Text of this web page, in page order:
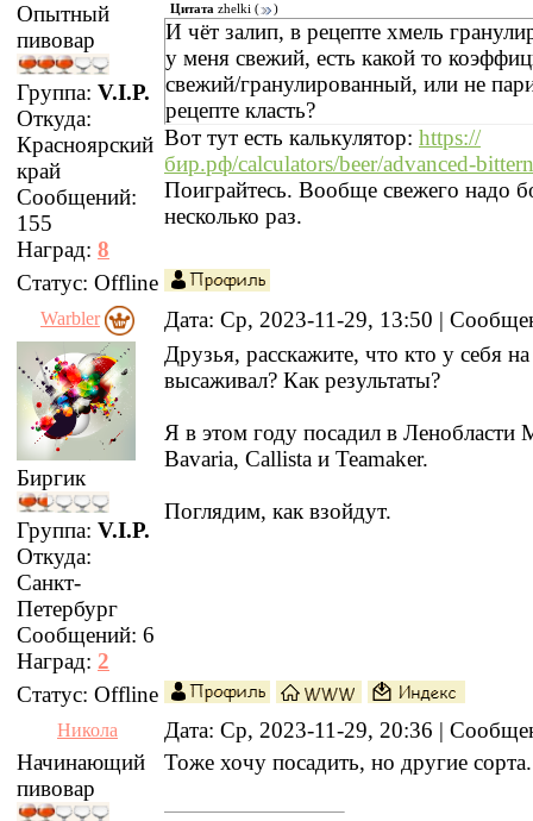
Опытный
пивовар
Группа: V.I.P.
Откуда:
Красноярский
край
Сообщений:
155
Наград: 8
Цитата zhelki ( )
И чёт залип, в рецепте хмель
у меня свежий, есть какой то
свежий/гранулированный, или не
рецепте класть?
Вот тут есть калькулятор: https://
бир.рф/calculators/beer/advanced-
Поиграйтесь. Вообще свежего надо
несколько раз.
Статус: Offline
Warbler Дата: Ср, 2023-11-29, 13:50 |
Биргик
Группа: V.I.P.
Откуда:
Санкт-
Петербург
Сообщений: 6
Наград: 2
Друзья, расскажите, что кто у себя на
высаживал? Как результаты?
Я в этом году посадил в Ленобласти
Bavaria, Callista и Teamaker.
Поглядим, как взойдут.
Статус: Offline
Никола
Дата: Ср, 2023-11-29, 20:36 |
Начинающий
пивовар
Тоже хочу посадить, но другие сорта.